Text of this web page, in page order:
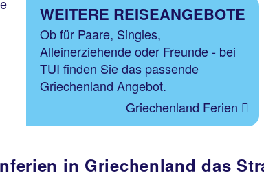
WEITERE REISEANGEBOTE
Ob für Paare, Singles,
Alleinerziehende oder Freunde - bei
TUI finden Sie das passende
Griechenland Angebot.
Griechenland Ferien
in Griechenland das